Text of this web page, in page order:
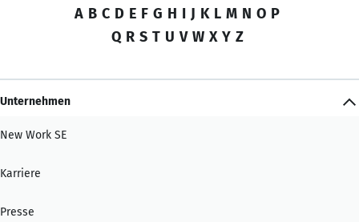
A B C D E F G H I J K L M N O P
Q R S T U V W X Y Z
Unternehmen
New Work SE
Karriere
Presse